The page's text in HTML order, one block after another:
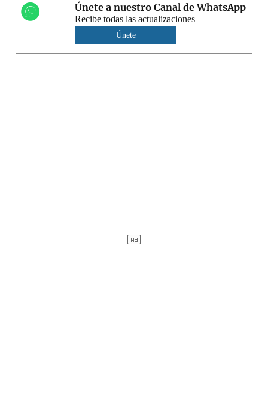
Únete a nuestro Canal de WhatsApp
Recibe todas las actualizaciones
Únete